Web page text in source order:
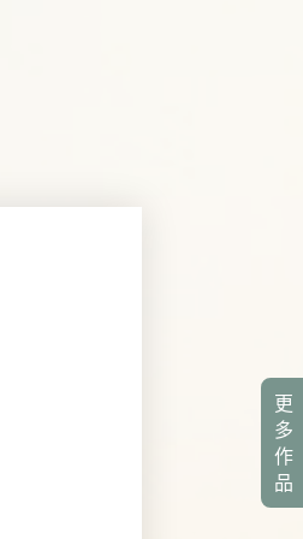
更
多
作
品